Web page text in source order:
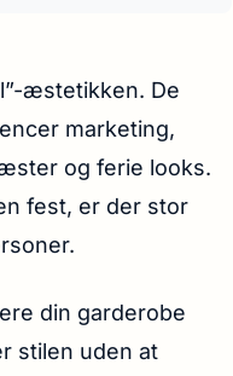
æstetikken. De
marketing,
og ferie looks.
fest, er der stor
din garderobe
stilen uden at